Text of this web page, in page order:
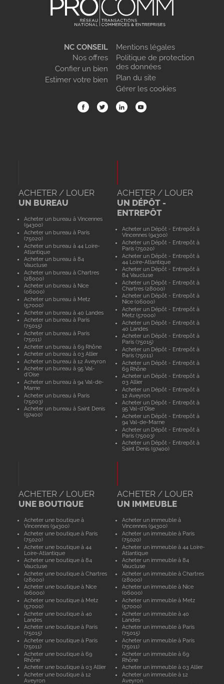
NC CONSEIL
Nos offres
Confier un bien
Estimer votre bien
Mentions légales
Politique de protection
des données
Plan du site
Gérer les cookies
ACHETER / LOUER
UN BUREAU
Acheter un bureau à Vincennes
(94300)
Acheter un bureau à Paris
(75020)
Acheter un bureau à 44 Loire-
Atlantique
Acheter un bureau à 84
Vaucluse
Acheter un bureau à Chartres
(28000)
Acheter un bureau à Nice
(06000)
Acheter un bureau à Metz
(57000)
Acheter un bureau à 40 Landes
Acheter un bureau à Paris
(75015)
Acheter un bureau à Paris
(75011)
Acheter un bureau à 69 Rhône
Acheter un bureau à 03 Allier
Acheter un bureau à 12 Aveyron
Acheter un bureau à 95 Val-
d'Oise
Acheter un bureau à 94 Val-de-
Marne
Acheter un bureau à Paris
(75003)
Acheter un bureau à Saint Denis
(97400)
ACHETER / LOUER
UN DÉPÔT -
ENTREPÔT
Acheter un Dépôt - Entrepôt à
Vincennes (94300)
Acheter un Dépôt - Entrepôt à
Paris (75020)
Acheter un Dépôt - Entrepôt à
44 Loire-Atlantique
Acheter un Dépôt - Entrepôt à
84 Vaucluse
Acheter un Dépôt - Entrepôt à
Chartres (28000)
Acheter un Dépôt - Entrepôt à
Nice (06000)
Acheter un Dépôt - Entrepôt à
Metz (57000)
Acheter un Dépôt - Entrepôt à
40 Landes
Acheter un Dépôt - Entrepôt à
Paris (75015)
Acheter un Dépôt - Entrepôt à
Paris (75011)
Acheter un Dépôt - Entrepôt à
69 Rhône
Acheter un Dépôt - Entrepôt à
03 Allier
Acheter un Dépôt - Entrepôt à
12 Aveyron
Acheter un Dépôt - Entrepôt à
95 Val-d'Oise
Acheter un Dépôt - Entrepôt à
94 Val-de-Marne
Acheter un Dépôt - Entrepôt à
Paris (75003)
Acheter un Dépôt - Entrepôt à
Saint Denis (97400)
ACHETER / LOUER
UNE BOUTIQUE
Acheter une boutique à
Vincennes (94300)
Acheter une boutique à Paris
(75020)
Acheter une boutique à 44
Loire-Atlantique
Acheter une boutique à 84
Vaucluse
Acheter une boutique à Chartres
(28000)
Acheter une boutique à Nice
(06000)
Acheter une boutique à Metz
(57000)
Acheter une boutique à 40
Landes
Acheter une boutique à Paris
(75015)
Acheter une boutique à Paris
(75011)
Acheter une boutique à 69
Rhône
Acheter une boutique à 03 Allier
Acheter une boutique à 12
Aveyron
ACHETER / LOUER
UN IMMEUBLE
Acheter un immeuble à
Vincennes (94300)
Acheter un immeuble à Paris
(75020)
Acheter un immeuble à 44 Loire-
Atlantique
Acheter un immeuble à 84
Vaucluse
Acheter un immeuble à Chartres
(28000)
Acheter un immeuble à Nice
(06000)
Acheter un immeuble à Metz
(57000)
Acheter un immeuble à 40
Landes
Acheter un immeuble à Paris
(75015)
Acheter un immeuble à Paris
(75011)
Acheter un immeuble à 69
Rhône
Acheter un immeuble à 03 Allier
Acheter un immeuble à 12
Aveyron